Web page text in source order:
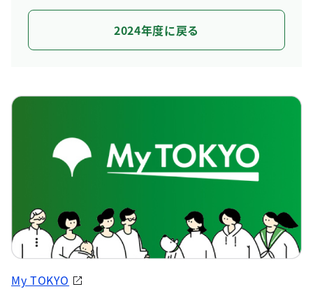
2024年度に戻る
My TOKYO